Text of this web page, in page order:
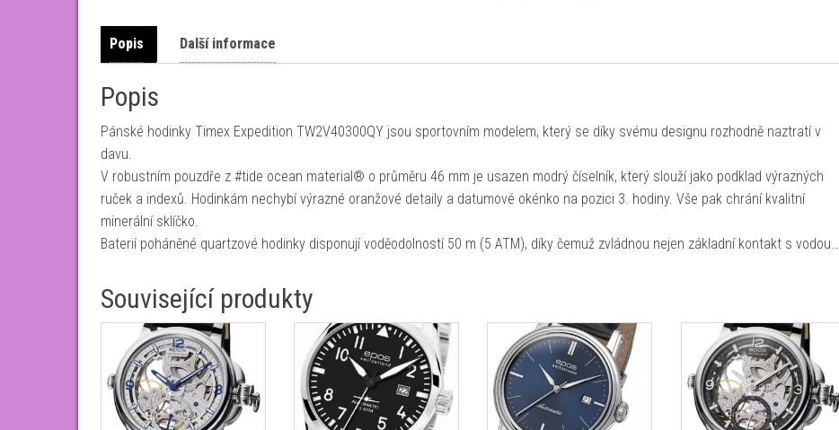
Popis Další informace
Popis
Pánské hodinky Timex Expedition TW2V40300QY jsou sportovním modelem, který se díky svému designu rozhodně naztratí v
davu.
V robustním pouzdře z #tide ocean material® o průměru 46 mm je usazen modrý číselník, který slouží jako podklad výrazných
ruček a indexů. Hodinkám nechybí výrazné oranžové detaily a datumové okénko na pozici 3. hodiny. Vše pak chrání kvalitní
minerální sklíčko.
Baterií poháněné quartzové hodinky disponují voděodolností 50 m (5 ATM), díky čemuž zvládnou nejen základní kontakt s vodou…
Související produkty